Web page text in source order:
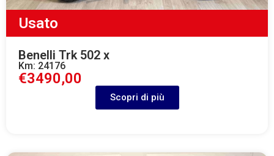
Usato
Benelli Trk 502 x
Km: 24176
€3490,00
Scopri di più